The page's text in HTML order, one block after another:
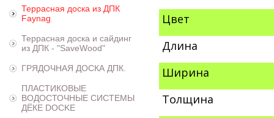
Террасная доска из ДПК
Faynag
Террасная доска и сайдинг
из ДПК - "SaveWood"
ГРЯДОЧНАЯ ДОСКА ДПК.
ПЛАСТИКОВЫЕ
ВОДОСТОЧНЫЕ СИСТЕМЫ
ДЁКЕ DOCKE
Цвет
Длина
Ширина
Толщина